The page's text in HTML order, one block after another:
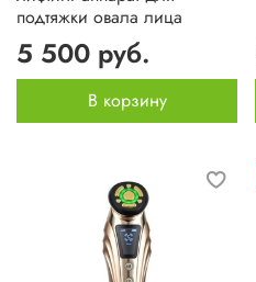
подтяжки овала лица
5 500 руб.
В корзину